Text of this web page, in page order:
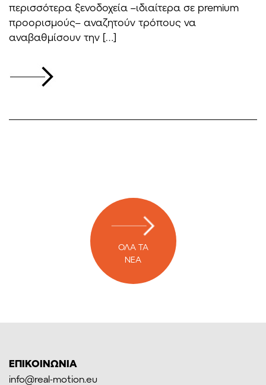
περισσότερα ξενοδοχεία –ιδιαίτερα σε premium
προορισμούς– αναζητούν τρόπους να
αναβαθμίσουν την […]
ΟΛΑ ΤΑ
ΝΕΑ
ΕΠΙΚΟΙΝΩΝΙΑ
info@real-motion.eu